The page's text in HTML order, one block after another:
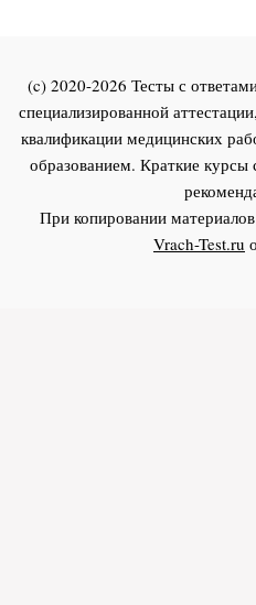
(c) 2020-2026 Тесты с
специализированной
квалификации медицинских
образованием. Краткие
При копировании
Vrach-Test.ru